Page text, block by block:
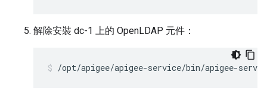
解除安裝 dc-1 上的 OpenLDAP 元件：
/opt/apigee/apigee-service/bin/apigee-